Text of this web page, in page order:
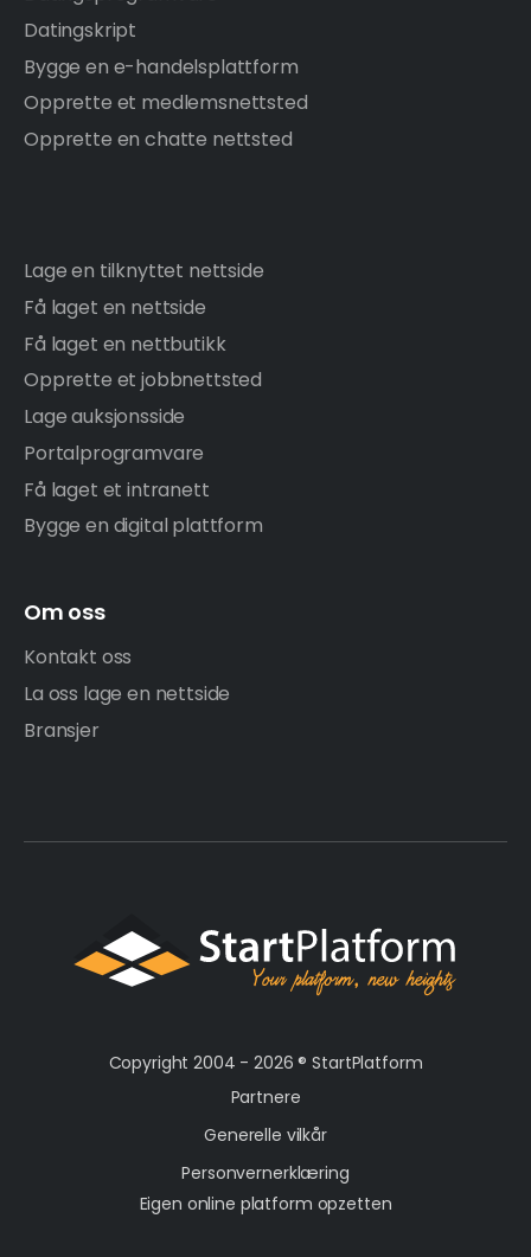
Datingskript
Bygge en e-handelsplattform
Opprette et medlemsnettsted
Opprette en chatte nettsted
Lage en tilknyttet nettside
Få laget en nettside
Få laget en nettbutikk
Opprette et jobbnettsted
Lage auksjonsside
Portalprogramvare
Få laget et intranett
Bygge en digital plattform
Om oss
Kontakt oss
La oss lage en nettside
Bransjer
Copyright 2004 - 2026 ®StartPlatform
Partnere
Generelle vilkår
Personvernerklæring
Eigen online platform opzetten